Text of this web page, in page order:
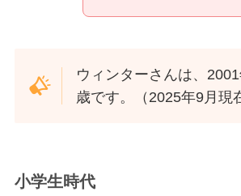
ウィンターさんは、
歳です。（2025年9月現
小学生時代